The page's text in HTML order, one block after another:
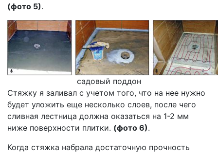
(фото 5).
садовый поддон
Стяжку я заливал с учетом того, что на нее нужно
будет уложить еще несколько слоев, после чего
сливная лестница должна оказаться на 1-2 мм
ниже поверхности плитки. (фото 6).
Когда стяжка набрала достаточную прочность